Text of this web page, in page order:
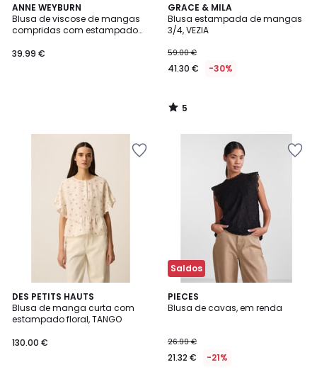
ANNE WEYBURN
Blusa de viscose de mangas
compridas com estampado
39.99 €
GRACE & MILA
Blusa estampada de mangas
3/4, VEZIA
59.00 €
41.30 € -30%
5
/
5
5
/
DES PETITS HAUTS
Blusa de manga curta com
estampado floral, TANGO
130.00 €
Saldos
PIECES
Blusa de cavas, em renda
26.99 €
21.32 € -21%
4,5
/ 5